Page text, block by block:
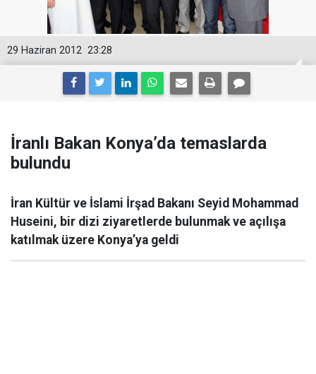
23:28
29 Haziran 2012
İranlı Bakan Konya’da temaslarda
bulundu
İran Kültür ve İslami İrşad Bakanı Seyid Mohammad
Huseini, bir dizi ziyaretlerde bulunmak ve açılışa
katılmak üzere Konya’ya geldi